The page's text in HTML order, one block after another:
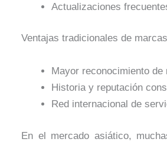
Actualizaciones
Ventajas tradicionales de
Mayor reconocimiento de
Historia y reputación
Red internacional de
En el mercado asiático,